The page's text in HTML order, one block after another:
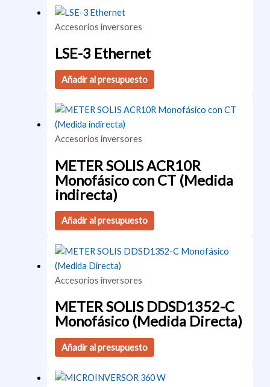
Accesorios inversores
LSE-3 Ethernet
Añadir al presupuesto
Accesorios inversores
METER SOLIS ACR10R
Monofásico con CT (Medida
indirecta)
Añadir al presupuesto
Accesorios inversores
METER SOLIS DDSD1352-C
Monofásico (Medida Directa)
Añadir al presupuesto